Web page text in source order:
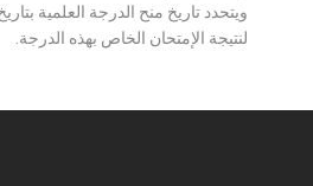
ويتحدد تاريخ منح الدرجة العلمية
لنتيجة الإمتحان الخاص بهذه الدرجة.